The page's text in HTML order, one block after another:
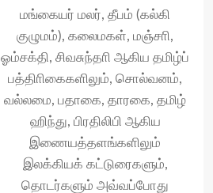
மங்கையர் மலர், தீபம் (கல்கி
குழுமம்), கலைமகள், மஞ்சாி,
ஓம்சக்தி, சிவசுந்தாி ஆகிய தமிழ்ப்
பத்திாிகைகளிலும், சொல்வனம்,
வல்லமை, பதாகை, தாரகை, தமிழ்
ஹிந்து, பிரதிலிபி ஆகிய
இணையத்தளங்களிலும்
இலக்கியக் கட்டுரைகளும்,
தொடர்களும் அவ்வப்போது